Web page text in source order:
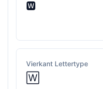
🆆
Vierkant Lettertype
🅆